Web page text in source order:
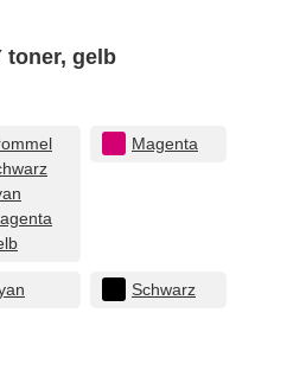
toner, gelb
Magenta
Schwarz